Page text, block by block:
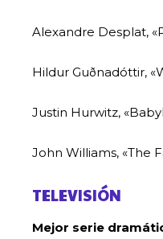
Alexandre Desplat,
Hildur Guðnadóttir,
Justin Hurwitz,
John Williams, «The
TELEVISIÓN
Mejor serie